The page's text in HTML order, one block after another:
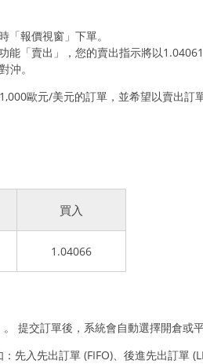
報價視窗」下單。
「賣出」，您的賣出指示將以1.04061
沖。
歐元/美元的訂單，並希望以賣出
買入
1.04066
提交訂單後，系統會自動選擇開倉或
先入先出訂單 (FIFO)、後進先出訂單